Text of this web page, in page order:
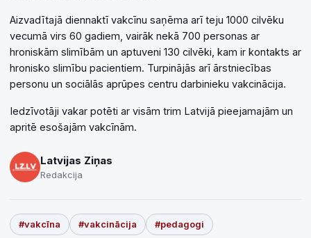
Aizvadītajā diennaktī vakcīnu saņēma arī teju 1000 cilvēku
vecumā virs 60 gadiem, vairāk nekā 700 personas ar
hroniskām slimībām un aptuveni 130 cilvēki, kam ir kontakts ar
hronisko slimību pacientiem. Turpinājās arī ārstniecības
personu un sociālās aprūpes centru darbinieku vakcinācija.
Iedzīvotāji vakar potēti ar visām trim Latvijā pieejamajām un
apritē esošajām vakcīnām.
Latvijas Ziņas
Redakcija
#vakcīna #vakcinācija #pedagogi